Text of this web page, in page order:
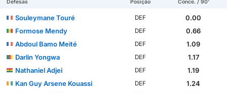
Defesas Posição Conce. / 90'
Souleymane Touré DEF
0.00
Formose Mendy
DEF
0.66
Abdoul Bamo Meité
DEF
1.09
Darlin Yongwa
DEF
1.17
Nathaniel Adjei
DEF
1.19
Kan Guy Arsene Kouassi
DEF
1.24